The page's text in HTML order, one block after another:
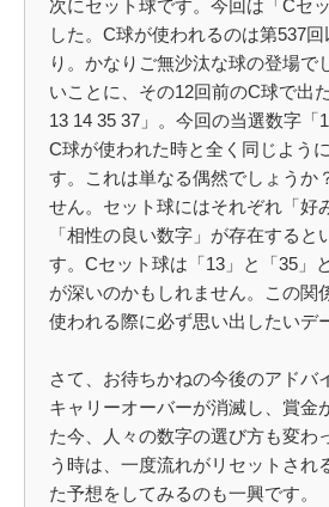
次にセット球です。今回は「Cセ
した。C球が使われるのは第537
り。かなりご無沙汰な球の登場で
いことに、その12回前のC球で出
13 14 35 37」。今回の当選数字「
C球が使われた時と全く同じよう
す。これは単なる偶然でしょうか
せん。セット球にはそれぞれ「好
「相性の良い数字」が存在すると
す。Cセット球は「13」と「35」
が深いのかもしれません。この関
使われる際に必ず思い出したいデ
さて、お待ちかねの今後のアドバ
キャリーオーバーが消滅し、賞金
た今、人々の数字の選び方も変わ
う時は、一度流れがリセットされ
た予想をしてみるのも一興です。